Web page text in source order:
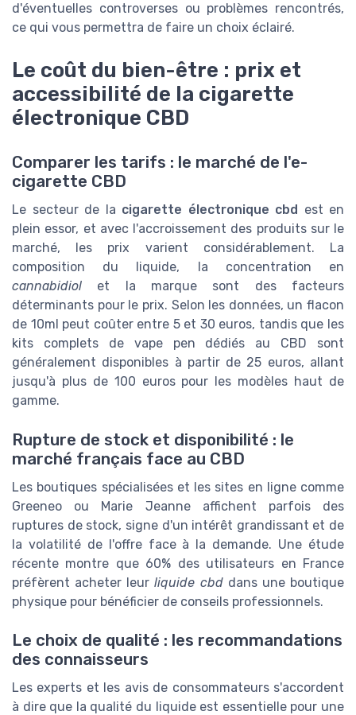
d'éventuelles controverses ou problèmes rencontrés,
ce qui vous permettra de faire un choix éclairé.
Le coût du bien-être : prix et
accessibilité de la cigarette
électronique CBD
Comparer les tarifs : le marché de l'e-
cigarette CBD
Le secteur de la cigarette électronique cbd
est en
plein essor, et avec l'accroissement des produits sur le
marché, les prix varient considérablement. La
composition du liquide, la concentration en
cannabidiol et la marque sont des facteurs
déterminants pour le prix. Selon les données, un flacon
de 10ml peut coûter entre 5 et 30 euros, tandis que les
kits complets de vape pen dédiés au CBD sont
généralement disponibles à partir de 25 euros, allant
jusqu'à plus de 100 euros pour les modèles haut de
gamme.
Rupture de stock et disponibilité : le
marché français face au CBD
Les boutiques spécialisées et les sites en ligne comme
Greeneo ou Marie Jeanne affichent parfois des
ruptures de stock, signe d'un intérêt grandissant et de
la volatilité de l'offre face à la demande. Une étude
récente montre que 60% des utilisateurs en France
préfèrent acheter leurliquide cbddans une boutique
physique pour bénéficier de conseils professionnels.
Le choix de qualité : les recommandations
des connaisseurs
Les experts et les avis de consommateurs s'accordent
à dire que la qualité du liquide est essentielle pour une